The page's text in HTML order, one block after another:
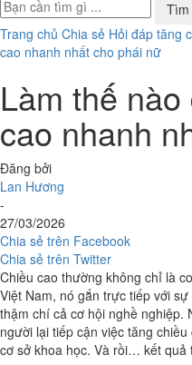
Trang chủ Chia sẻ Hỏi đáp tăng
cao nhanh nhất cho phái nữ
Làm thế
cao nhanh
Đăng bởi
Lan Hương
-
27/03/2026
Chia sẻ trên Facebook
Chia sẻ trên Twitter
Chiều cao thường không chỉ là
Việt Nam, nó gắn trực tiếp với
thậm chí cả cơ hội nghề
người lại tiếp cận việc tăng
cơ sở khoa học. Và rồi… kết quả